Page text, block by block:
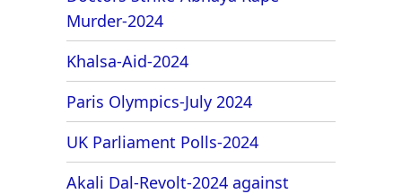
Murder-2024
Khalsa-Aid-2024
Paris Olympics-July 2024
UK Parliament Polls-2024
Akali Dal-Revolt-2024 against